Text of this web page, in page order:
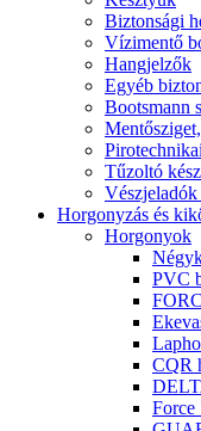
Biztonsági
Vízimentő
Hangjelzők
Egyéb
Bootsmann
Tűzoltó
Vészjeladók
Horgonyzás és
Horgonyok
PVC
CQR
Force